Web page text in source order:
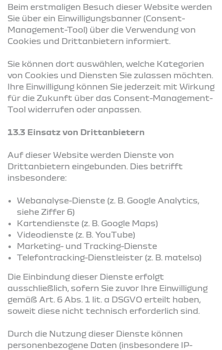
Beim erstmaligen Besuch dieser Website werden
Sie über ein Einwilligungsbanner (Consent-
Management-Tool) über die Verwendung von
Cookies und Drittanbietern informiert.
Sie können dort auswählen, welche Kategorien
von Cookies und Diensten Sie zulassen möchten.
Ihre Einwilligung können Sie jederzeit mit Wirkung
für die Zukunft über das Consent-Management-
Tool widerrufen oder anpassen.
13.3 Einsatz von Drittanbietern
Auf dieser Website werden Dienste von
Drittanbietern eingebunden. Dies betrifft
insbesondere:
Webanalyse-Dienste (z. B. Google Analytics,
siehe Ziffer 6)
Kartendienste (z. B. Google Maps)
Videodienste (z. B. YouTube)
Marketing- und Tracking-Dienste
Telefontracking-Dienstleister (z. B. matelso)
Die Einbindung dieser Dienste erfolgt
ausschließlich, sofern Sie zuvor Ihre Einwilligung
gemäß Art. 6 Abs. 1 lit. a DSGVO erteilt haben,
soweit diese nicht technisch erforderlich sind.
Durch die Nutzung dieser Dienste können
personenbezogene Daten (insbesondere IP-